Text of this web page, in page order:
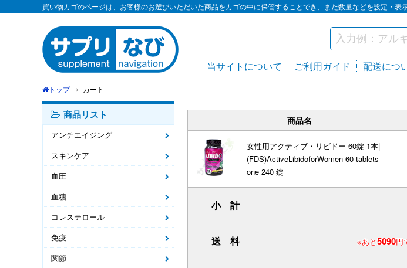
買い物カゴのページは、お客様のお選びいただいた商品をカゴの中に保管することでき、また数量などを設定・表示
当サイトについて ご利用ガイド 配送につ
トップ カート
商品リスト
アンチエイジング
スキンケア
血圧
血糖
コレステロール
免疫
関節
商品名
女性用アクティブ・リビドー 60錠 1本|
(FDS)ActiveLibidoforWomen 60 tablets
one 240 錠
小 計
送 料 ※あと5090円